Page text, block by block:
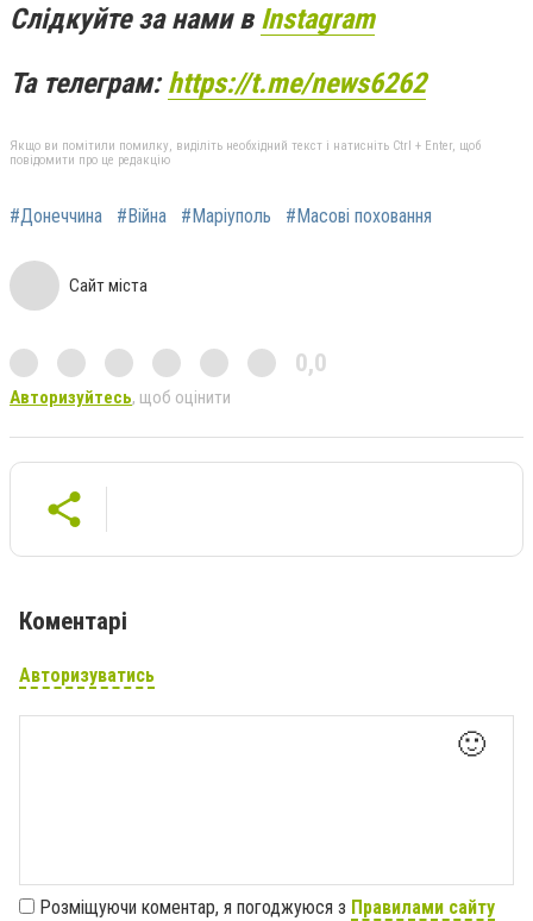
Слідкуйте за нами в Instagram
Та телеграм:https://t.me/news6262
Якщо ви помітили помилку, виділіть необхідний текст і натисніть Ctrl + Enter, щоб
повідомити про це редакцію
#Донеччина #Війна #Маріуполь #Масові поховання
Сайт міста
0,0
Авторизуйтесь, щоб оцінити
Коментарі
Авторизуватись
🙂
Розміщуючи коментар, я погоджуюся з Правилами сайту